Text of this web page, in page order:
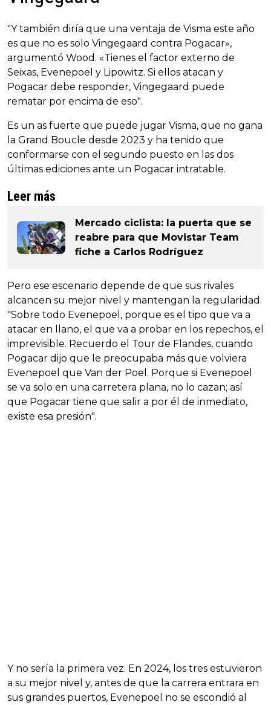
"Y también diría que una ventaja de Visma este año
es que no es solo Vingegaard contra Pogacar»,
argumentó Wood. «Tienes el factor externo de
Seixas, Evenepoel y Lipowitz. Si ellos atacan y
Pogacar debe responder, Vingegaard puede
rematar por encima de eso".
Es un as fuerte que puede jugar Visma, que no gana
la Grand Boucle desde 2023 y ha tenido que
conformarse con el segundo puesto en las dos
últimas ediciones ante un Pogacar intratable.
Leer más
Mercado ciclista: la puerta que se
reabre para que Movistar Team
fiche a Carlos Rodríguez
Pero ese escenario depende de que sus rivales
alcancen su mejor nivel y mantengan la regularidad.
"Sobre todo Evenepoel, porque es el tipo que va a
atacar en llano, el que va a probar en los repechos, el
imprevisible. Recuerdo el Tour de Flandes, cuando
Pogacar dijo que le preocupaba más que volviera
Evenepoel que Van der Poel. Porque si Evenepoel
se va solo en una carretera plana, no lo cazan; así
que Pogacar tiene que salir a por él de inmediato,
existe esa presión".
Y no sería la primera vez. En 2024, los tres estuvieron
a su mejor nivel y, antes de que la carrera entrara en
sus grandes puertos, Evenepoel no se escondió al